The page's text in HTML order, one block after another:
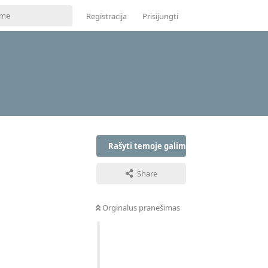
Registracija Prisijungti
Rašyti temoje galima tik prisijungus
Share
Orginalus pranešimas